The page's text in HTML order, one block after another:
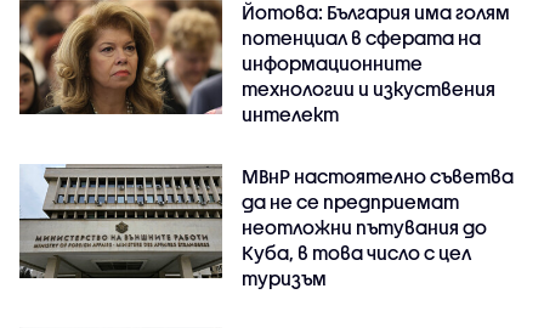
Йотова: България има голям
потенциал в сферата на
информационните
технологии и изкуствения
интелект
МВнР настоятелно съветва
да не се предприемат
неотложни пътувания до
Куба, в това число с цел
туризъм